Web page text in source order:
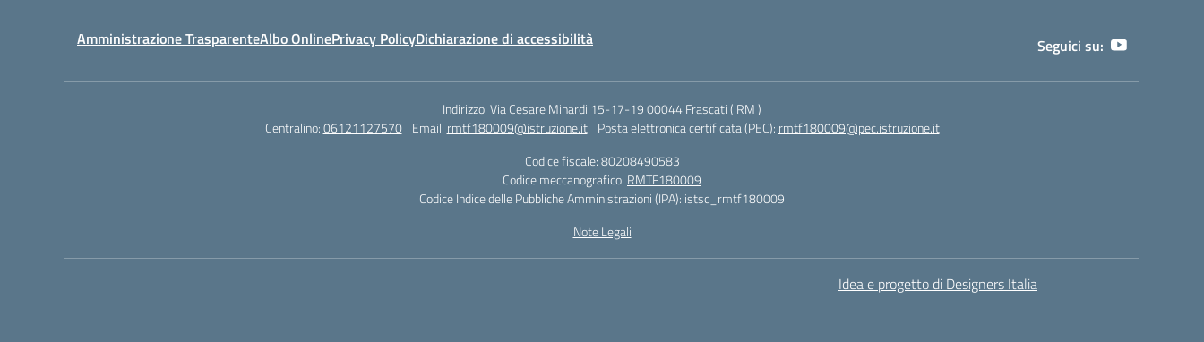
Amministrazione TrasparenteAlbo OnlinePrivacy PolicyDichiarazione di accessibilità Seguici su:
Indirizzo:Via Cesare Minardi 15-17-19 00044 Frascati ( RM )
Centralino:06121127570 Email: rmtf180009@istruzione.it Posta elettronica certificata (PEC): rmtf180009@pec.istruzione.it
Codice fiscale: 80208490583
Codice meccanografico: RMTF180009
Codice Indice delle Pubbliche Amministrazioni (IPA): istsc_rmtf180009
Note Legali
Idea e progetto di Designers Italia